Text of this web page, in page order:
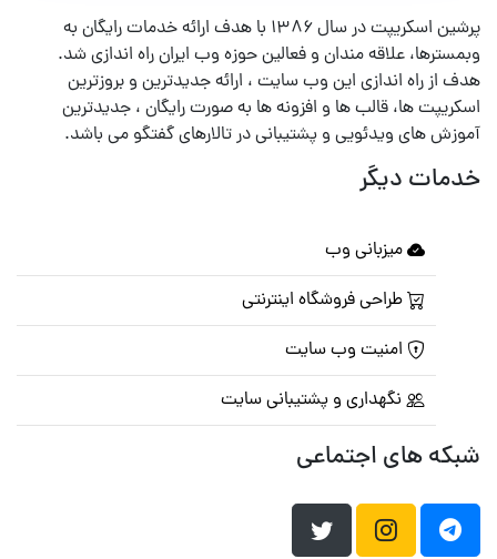
پرشین اسکریپت در سال ۱۳۸۶ با هدف ارائه خدمات رایگان به
وبمسترها، علاقه مندان و فعالین حوزه وب ایران راه اندازی شد.
هدف از راه اندازی این وب سایت ، ارائه جدیدترین و بروزترین
اسکریپت ها، قالب ها و افزونه ها به صورت رایگان ، جدیدترین
آموزش های ویدئویی و پشتیبانی در تالارهای گفتگو می باشد.
خدمات دیگر
میزبانی وب
طراحی فروشگاه اینترنتی
امنیت وب سایت
نگهداری و پشتیبانی سایت
شبکه های اجتماعی